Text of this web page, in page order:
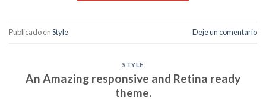
Publicado enStyle Deje un comentario
STYLE
An Amazing responsive and Retina ready
theme.